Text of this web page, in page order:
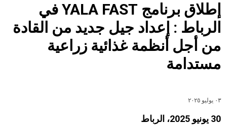
إطلاق برنامج YALA FAST في
الرباط : إعداد جيل جديد من القادة
من أجل أنظمة غذائية زراعية
مستدامة
٠٣ يوليو ٢٠٢٥
30 يونيو 2025، الرباط